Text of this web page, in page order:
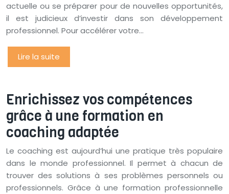
actuelle ou se préparer pour de nouvelles opportunités,
il est judicieux d’investir dans son développement
professionnel. Pour accélérer votre…
Lire la suite
Enrichissez vos compétences
grâce à une formation en
coaching adaptée
Le coaching est aujourd’hui une pratique très populaire
dans le monde professionnel. Il permet à chacun de
trouver des solutions à ses problèmes personnels ou
professionnels. Grâce à une formation professionnelle